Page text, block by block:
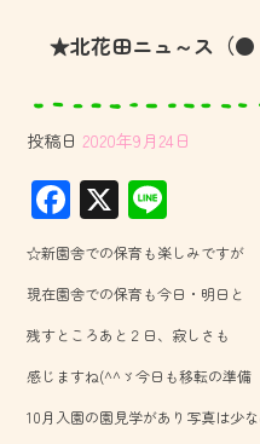
★北花田ニュ～ス（●
投稿日 2020年9月24日
F
ac
e
b
o
ok
X
ne
☆新園舎での保育も楽しみですが
現在園舎での保育も今日・明日と
残すところあと２日、寂しさも
感じますね(^^ゞ今日も移転の準備
10月入園の園見学があり写真は少な